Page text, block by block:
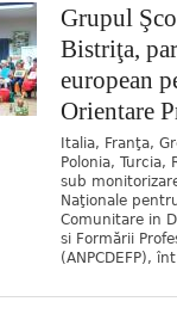
Grupul
Bistriţa,
european
Orientare
Italia, Franţa,
Polonia, Turcia,
sub
Naţionale
Comunitare in
si Formării
(ANPCDEFP),